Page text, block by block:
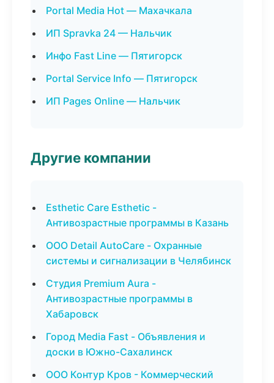
Portal Media Hot — Махачкала
ИП Spravka 24 — Нальчик
Инфо Fast Line — Пятигорск
Portal Service Info — Пятигорск
ИП Pages Online — Нальчик
Другие компании
Esthetic Care Esthetic -
Антивозрастные программы в Казань
ООО Detail AutoCare - Охранные
системы и сигнализации в Челябинск
Студия Premium Aura -
Антивозрастные программы в
Хабаровск
Город Media Fast - Объявления и
доски в Южно-Сахалинск
ООО Контур Кров - Коммерческий